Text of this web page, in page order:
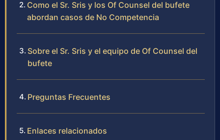
Como el Sr. Sris y los Of Counsel del bufete
abordan casos de No Competencia
Sobre el Sr. Sris y el equipo de Of Counsel del
bufete
Preguntas Frecuentes
Enlaces relacionados